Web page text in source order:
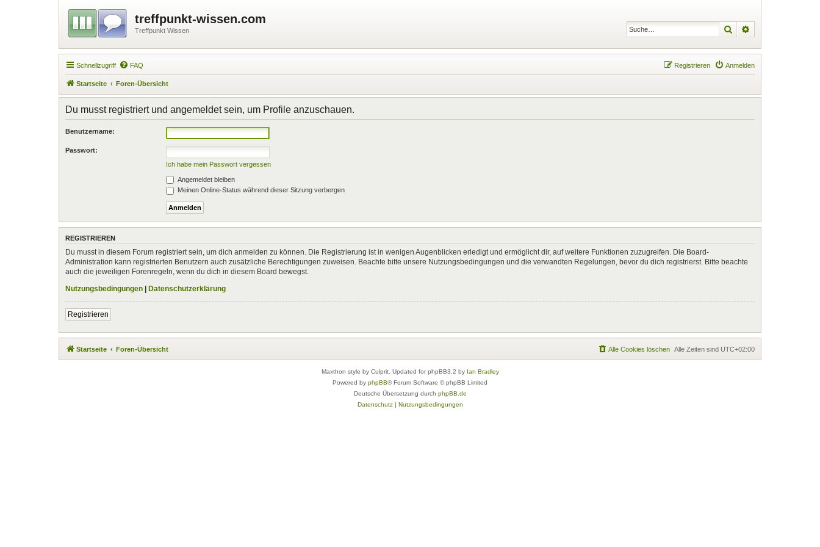
treffpunkt-wissen.com
Treffpunkt Wissen Suche
Schnellzugriff FAQ Anmelden
Registrieren
Startseite Foren-Übersicht
Du musst registriert und angemeldet sein, um Profile anzuschauen.
Benutzername:
Passwort:
Ich habe mein Passwort vergessen
Angemeldet bleiben
Meinen Online-Status während dieser Sitzung verbergen
REGISTRIEREN
Du musst in diesem Forum registriert sein, um dich anmelden zu können. Die Registrierung ist in wenigen Augenblicken erledigt und ermöglicht dir, auf weitere Funktionen zuzugreifen. Die Board-
Administration kann registrierten Benutzern auch zusätzliche Berechtigungen zuweisen. Beachte bitte unsere Nutzungsbedingungen und die verwandten Regelungen, bevor du dich registrierst. Bitte beachte
auch die jeweiligen Forenregeln, wenn du dich in diesem Board bewegst.
Nutzungsbedingungen
Datenschutzerklärung
Registrieren
Startseite Foren-Übersicht Alle Zeiten sind UTC+02:00
Alle Cookies löschen
Maxthon style by Culprit. Updated for phpBB3.2 by Ian Bradley
Powered by phpBB® Forum Software © phpBB Limited
Deutsche Übersetzung durch phpBB.de
Datenschutz| Nutzungsbedingungen